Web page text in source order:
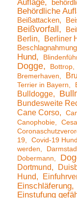
Auflage
Behördliche
Beißattacken
Beißvorfall
Berlin
Berliner
Hund
Dogge
Bottrop
Bremerhaven
Terrier in Bayern
Bulldogge
Bundesweite
Cane Corso
Canophobie
19
Covid-19
werden
Dobermann
Dortmund
Hund
Einschläferung
Einstufung